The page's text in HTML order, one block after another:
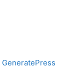
GeneratePress